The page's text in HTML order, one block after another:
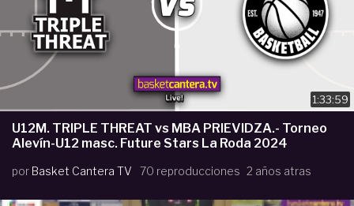
1:33:59
U12M. TRIPLE THREAT vs MBA PRIEVIDZA.- Torneo
Alevín-U12 masc. Future Stars La Roda 2024
por Basket Cantera TV 70 reproducciones 2 años atras